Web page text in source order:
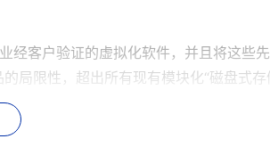
客户验证的虚拟化软件，并且将这些
局限性，超出所有现有模块化“磁盘式存